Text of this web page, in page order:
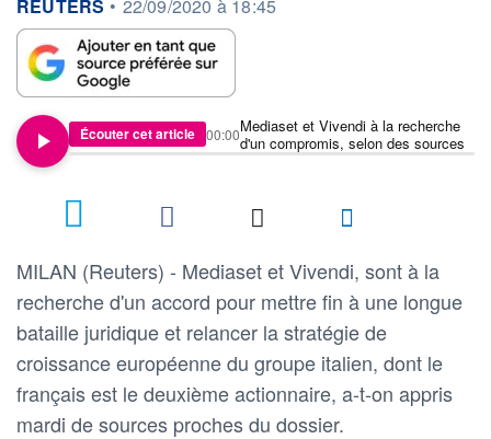
REUTERS • 22/09/2020 à 18:45
Écouter cet article
Mediaset et Vivendi à la recherche
d'un compromis, selon des sources
00:00
MILAN (Reuters) - Mediaset et Vivendi, sont à la
recherche d'un accord pour mettre fin à une longue
bataille juridique et relancer la stratégie de
croissance européenne du groupe italien, dont le
français est le deuxième actionnaire, a-t-on appris
mardi de sources proches du dossier.